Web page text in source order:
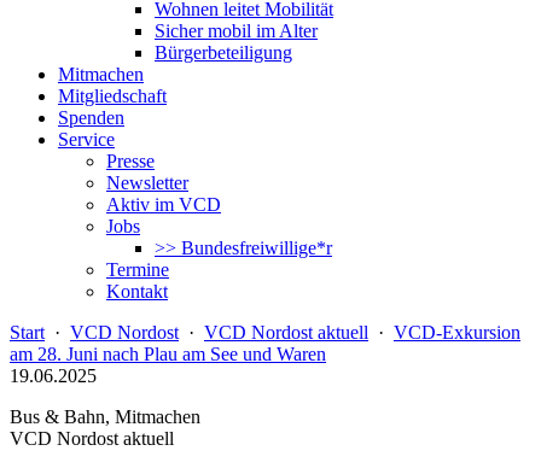
Wohnen leitet Mobilität
Sicher mobil im Alter
Bürgerbeteiligung
Mitmachen
Mitgliedschaft
Spenden
Service
Presse
Newsletter
Aktiv im VCD
Jobs
>> Bundesfreiwillige*r
Termine
Kontakt
Start · VCD Nordost · VCD Nordost aktuell · VCD-Exkursion
am 28. Juni nach Plau am See und Waren
19.06.2025
Bus & Bahn, Mitmachen
VCD Nordost aktuell